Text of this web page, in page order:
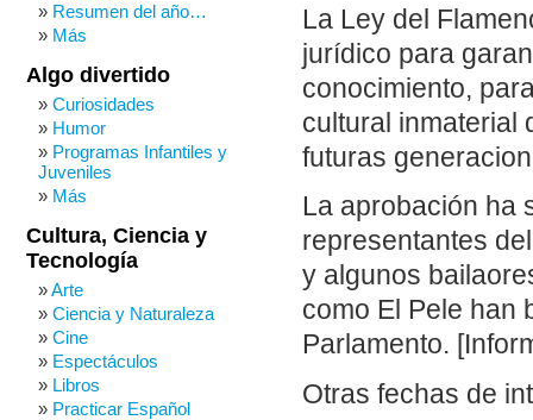
La Ley del
jurídico para
conocimiento,
cultural inmaterial
futuras
La aprobación ha
representantes
y algunos
como El Pele han
Parlamento.
Otras fechas de
Resumen del año…
Más
Algo divertido
Curiosidades
Humor
Programas Infantiles y
Juveniles
Más
Cultura, Ciencia y
Tecnología
Arte
Ciencia y Naturaleza
Cine
Espectáculos
Libros
Practicar Español